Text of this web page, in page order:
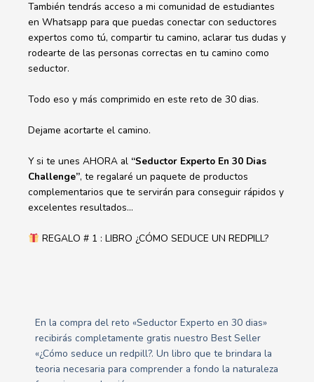
También tendrás acceso a mi comunidad de estudiantes
en Whatsapp para que puedas conectar con seductores
expertos como tú, compartir tu camino, aclarar tus dudas y
rodearte de las personas correctas en tu camino como
seductor.
Todo eso y más comprimido en este reto de 30 dias.
Dejame acortarte el camino.
Y si te unes AHORA al “Seductor Experto En 30 Dias
Challenge”, te regalaré un paquete de productos
complementarios que te servirán para conseguir rápidos y
excelentes resultados…
REGALO # 1 : LIBRO ¿CÓMO SEDUCE UN REDPILL?
En la compra del reto «Seductor Experto en 30 dias»
recibirás completamente gratis nuestro Best Seller
«¿Cómo seduce un redpill?. Un libro que te brindara la
teoria necesaria para comprender a fondo la naturaleza